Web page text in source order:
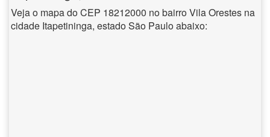
Veja o mapa do CEP 18212000 no bairro Vila Orestes na
cidade Itapetininga, estado São Paulo abaixo: